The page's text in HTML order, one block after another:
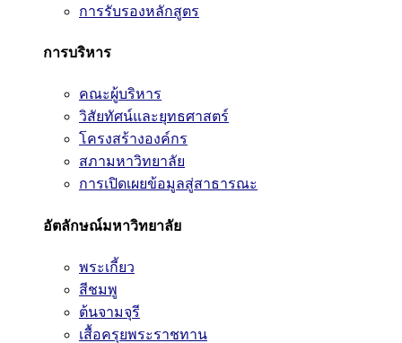
การรับรองหลักสูตร
การบริหาร
คณะผู้บริหาร
วิสัยทัศน์และยุทธศาสตร์
โครงสร้างองค์กร
สภามหาวิทยาลัย
การเปิดเผยข้อมูลสู่สาธารณะ
อัตลักษณ์มหาวิทยาลัย
พระเกี้ยว
สีชมพู
ต้นจามจุรี
เสื้อครุยพระราชทาน